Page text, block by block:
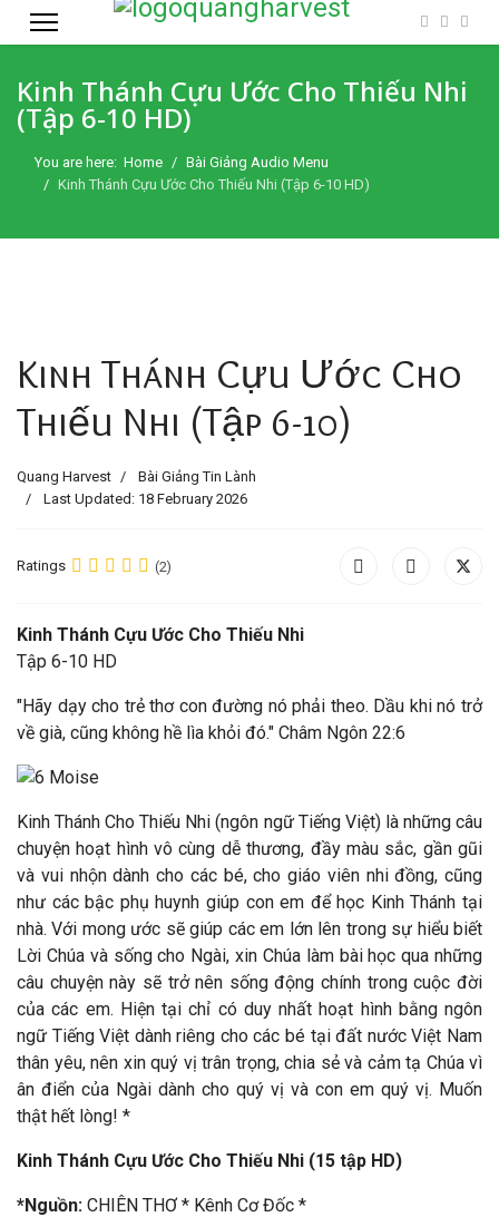
Kinh Thánh Cựu Ước Cho Thiếu Nhi
(Tập 6-10 HD)
You are here: Home
Bài Giảng Audio Menu
Kinh Thánh Cựu Ước Cho Thiếu Nhi (Tập 6-10 HD)
Kinh Thánh Cựu Ước Cho
Thiếu Nhi (Tập 6-10)
Quang Harvest
Bài Giảng Tin Lành
Last Updated: 18 February 2026
Ratings (2)
Kinh Thánh Cựu Ước Cho Thiếu Nhi
Tập 6-10 HD
"Hãy dạy cho trẻ thơ con đường nó phải theo. Dầu khi nó trở
về già, cũng không hề lìa khỏi đó." Châm Ngôn 22:6
Kinh Thánh Cho Thiếu Nhi (ngôn ngữ Tiếng Việt) là những câu
chuyện hoạt hình vô cùng dễ thương, đầy màu sắc, gần gũi
và vui nhộn dành cho các bé, cho giáo viên nhi đồng, cũng
như các bậc phụ huynh giúp con em để học Kinh Thánh tại
nhà. Với mong ước sẽ giúp các em lớn lên trong sự hiểu biết
Lời Chúa và sống cho Ngài, xin Chúa làm bài học qua những
câu chuyện này sẽ trở nên sống động chính trong cuộc đời
của các em. Hiện tại chỉ có duy nhất hoạt hình bằng ngôn
ngữ Tiếng Việt dành riêng cho các bé tại đất nước Việt Nam
thân yêu, nên xin quý vị trân trọng, chia sẻ và cảm tạ Chúa vì
ân điển của Ngài dành cho quý vị và con em quý vị. Muốn
thật hết lòng! *
Kinh Thánh Cựu Ước Cho Thiếu Nhi (15 tập HD)
*Nguồn: CHIÊN THƠ * Kênh Cơ Đốc *